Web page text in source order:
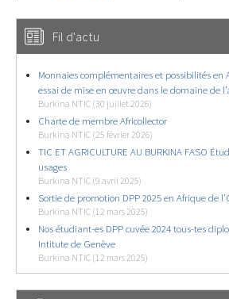
Fil d'actu
Monnaies complémentaires et possibilités en
essai de mise en œuvre dans le domaine de
Burkina NTIC (30 juillet 2026)
Charte de membre Africollector
Burkina NTIC (25 février 2026)
TIC ET AGRICULTURE AU BURKINA FASO
usages
Burkina NTIC (9 avril 2025)
Sortie de promotion DPP 2025 en Afrique de
Burkina NTIC (12 mars 2025)
Nos étudiant-es DPP cuvée 2024 tous-tes
Intitute de Genève
Burkina NTIC (12 mars 2025)